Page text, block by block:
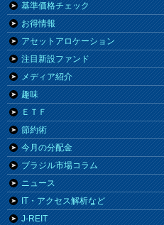
基準価格チェック
お得情報
アセットアロケーション
注目新設ファンド
メディア紹介
趣味
ＥＴＦ
節約術
今月の分配金
ブラジル市場コラム
ニュース
IT・アクセス解析など
J-REIT